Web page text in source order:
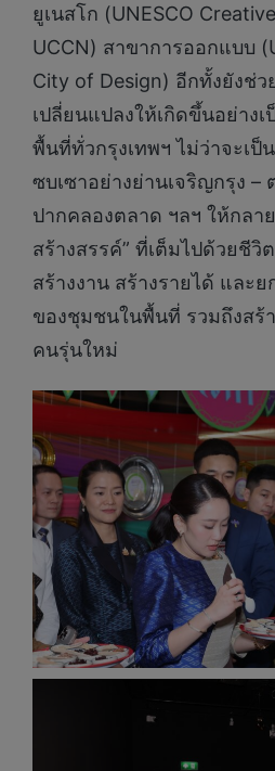
ยูเนสโก (UNESCO
UCCN) สาขาการออกแบบ
City of Design) อีกทั้งยังช่ว
เปลี่ยนแปลงให้เกิดขึ้นอย่าง
พื้นที่ทั่วกรุงเทพฯ ไม่ว่าจะเ
ซบเซาอย่างย่านเจริญกรุง –
ปากคลองตลาด ฯลฯ ให้กลา
สร้างสรรค์” ที่เต็มไปด้วยชี
สร้างงาน สร้างรายได้ และ
ของชุมชนในพื้นที่ รวมถึงสร้
คนรุ่นใหม่